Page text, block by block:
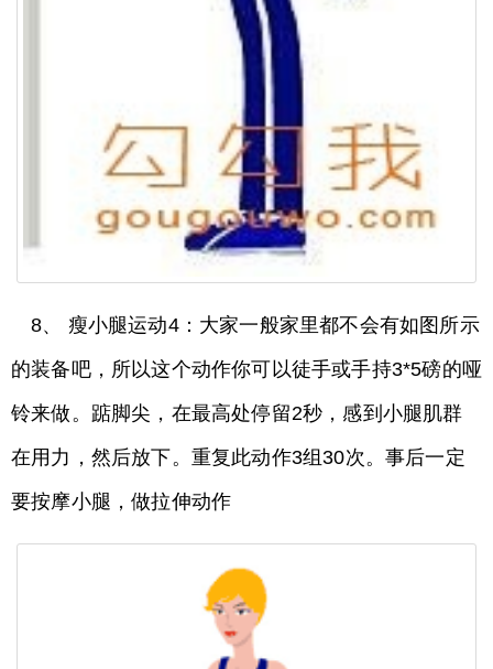
8、 瘦小腿运动4：大家一般家里都不会有如图所示
的装备吧，所以这个动作你可以徒手或手持3*5磅的哑
铃来做。踮脚尖，在最高处停留2秒，感到小腿肌群
在用力，然后放下。重复此动作3组30次。事后一定
要按摩小腿，做拉伸动作